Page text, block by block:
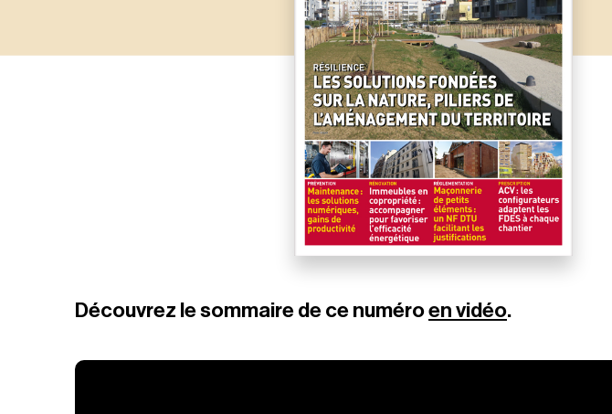
Découvrez le sommaire de ce numéroen vidéo.